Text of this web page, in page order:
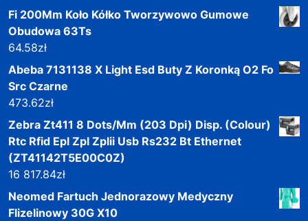
Fi 200Mm Koło Kółko Tworzywowo Gumowe
Obudowa 63Ts
64.58zł
Abeba 7131138 X Light Esd Buty Z Koronką O2 Fo
Src Czarne
473.62zł
Zebra Zt411 8 Dots/Mm (203 Dpi) Disp. (Colour)
Rtc Rfid Epl Zpl Zplii Usb Rs232 Bt Ethernet
(ZT41142T5E00C0Z)
16 817.84zł
Neomed Fartuch Jednorazowy Medyczny
Flizelinowy 30G X10